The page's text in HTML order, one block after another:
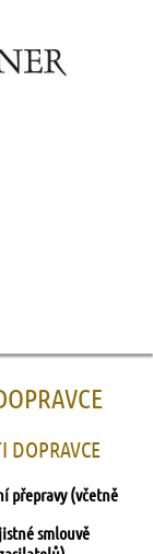
DOPRAVCE
přepravy (včetně
smlouvě